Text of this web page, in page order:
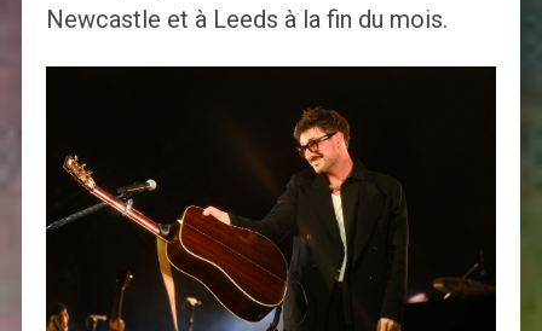
Newcastle et à Leeds à la fin du mois.